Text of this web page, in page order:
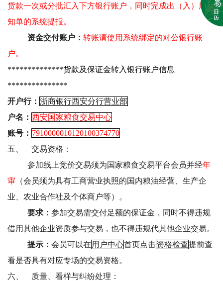
货款一次或分批汇入下方银行账户，同时完成出（入）库通
知单的系统提报。
资金交付账户： 转账请使用系统绑定的对公银行账
户。
**************货款及保证金转入银行账户信息
***************
开户行： 浙商银行西安分行营业部
户名： 西安国家粮食交易中心
账号： 7910000010120100374770
五、
交易资格：
参加线上竞价交易须为国家粮食交易平台会员并经年
审 （会员须为具有工商营业执照的国内粮油经营、生产企
业、农业合作社及个体商户等）。
要求： 参加交易需交付足额的保证金，同时不得违规
借用其他企业资质参与交易，也不得违规代其他企业交易。
提示： 会员可以在 用户中心首页点击资格检查提前查
看是否具有对应专场的交易资格。
六、
质量、看样与纠纷处理：